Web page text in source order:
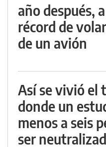
año después,
récord de
de un avión
Así se vivió el
donde un
menos a seis
ser